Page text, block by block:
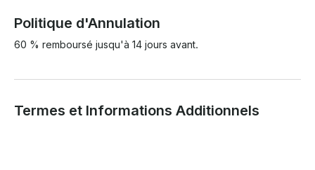
Politique d'Annulation
60 % remboursé jusqu'à 14 jours avant.
Termes et Informations Additionnels